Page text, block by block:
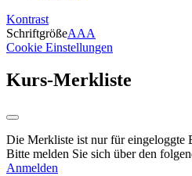
Kontrast
SchriftgrößeAAA
Cookie Einstellungen
Kurs-Merkliste
Die Merkliste ist nur für eingeloggte
Bitte melden Sie sich über den
Anmelden